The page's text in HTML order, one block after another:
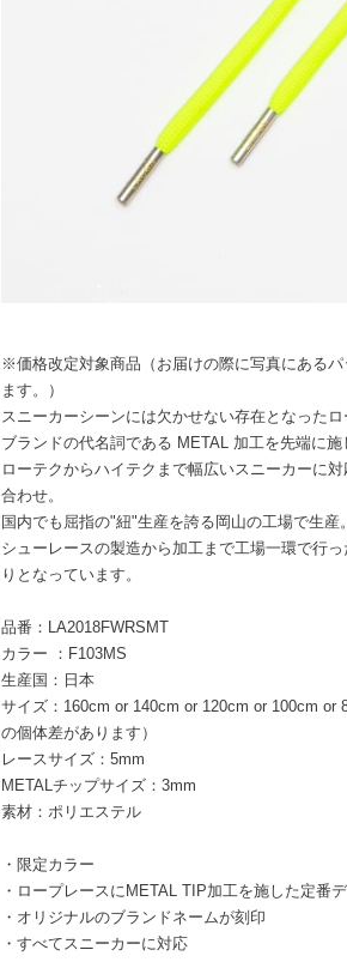
※価格改定対象商品（お届けの際に写真にある
ます。）
スニーカーシーンには欠かせない存在となったロ
ブランドの代名詞である METAL 加工を先端に施
ローテクからハイテクまで幅広いスニーカーに
合わせ。
国内でも屈指の"紐"生産を誇る岡山の工場で生産。
シューレースの製造から加工まで工場一環で行
りとなっています。
品番：LA2018FWRSMT
カラー ：F103MS
生産国：日本
サイズ：160cm or 140cm or 120cm or 100cm or
の個体差があります）
レースサイズ：5mm
METALチップサイズ：3mm
素材：ポリエステル
・限定カラー
・ロープレースにMETAL TIP加工を施した定番
・オリジナルのブランドネームが刻印
・すべてスニーカーに対応